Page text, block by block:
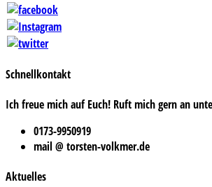
Schnellkontakt
Ich freue mich auf Euch! Ruft mich gern an
0173-9950919
mail @ torsten-volkmer.de
Aktuelles